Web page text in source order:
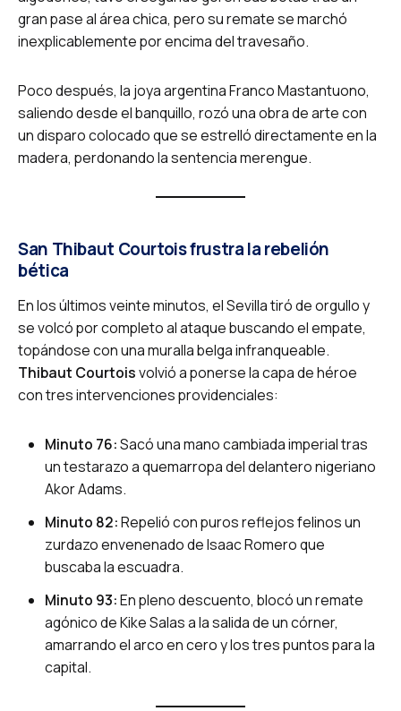
gran pase al área chica, pero su remate se marchó
inexplicablemente por encima del travesaño.
Poco después, la joya argentina Franco Mastantuono,
saliendo desde el banquillo, rozó una obra de arte con
un disparo colocado que se estrelló directamente en la
madera, perdonando la sentencia merengue.
San Thibaut Courtois frustra la rebelión
bética
En los últimos veinte minutos, el Sevilla tiró de orgullo y
se volcó por completo al ataque buscando el empate,
topándose con una muralla belga infranqueable.
Thibaut Courtoisvolvió a ponerse la capa de héroe
con tres intervenciones providenciales:
Minuto 76:Sacó una mano cambiada imperial tras
un testarazo a quemarropa del delantero nigeriano
Akor Adams.
Minuto 82:Repelió con puros reflejos felinos un
zurdazo envenenado de Isaac Romero que
buscaba la escuadra.
Minuto 93:En pleno descuento, blocó un remate
agónico de Kike Salas a la salida de un córner,
amarrando el arco en cero y los tres puntos para la
capital.